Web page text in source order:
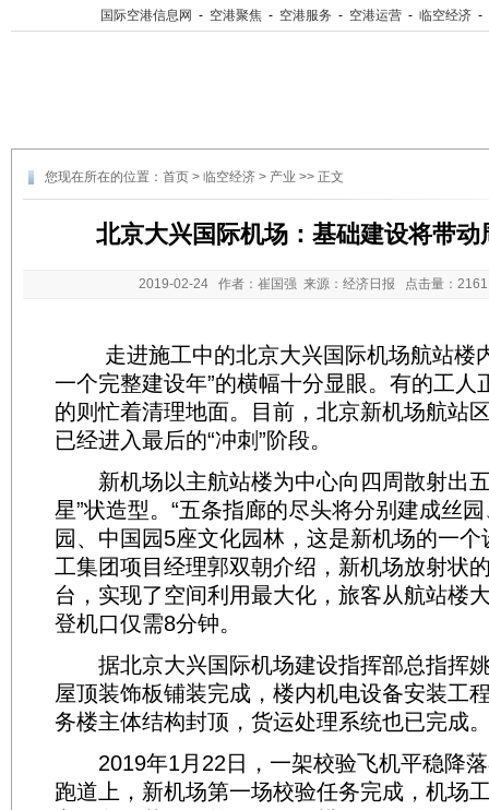
国际空港信息网 - 空港聚焦 - 空港服务 - 空港运营 - 临空经济 -
您现在所在的位置： 首页 > 临空经济 > 产业 >> 正文
北京大兴国际机场：基础建设将带动
2019-02-24 作者：崔国强 来源：经济日报 点击量：
走进施工中的北京大兴国际机场航站楼
一个完整建设年”的横幅十分显眼。有的工人
的则忙着清理地面。目前，北京新机场航站
已经进入最后的“冲刺”阶段。
新机场以主航站楼为中心向四周散射出五
星”状造型。“五条指廊的尽头将分别建成丝
园、中国园5座文化园林，这是新机场的一个
工集团项目经理郭双朝介绍，新机场放射状
台，实现了空间利用最大化，旅客从航站楼
登机口仅需8分钟。
据北京大兴国际机场建设指挥部总指挥
屋顶装饰板铺装完成，楼内机电设备安装工
务楼主体结构封顶，货运处理系统也已完成
2019年1月22日，一架校验飞机平稳降落
跑道上，新机场第一场校验任务完成，机场